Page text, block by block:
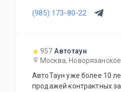
(985) 173-80-22
957 Автотаун
Москва,
АвтоТаун уже более 10
продажей контрактных